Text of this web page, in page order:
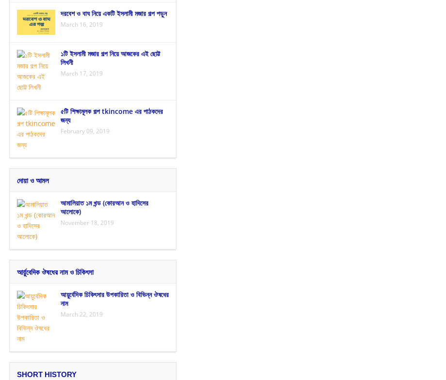
দরবেশ ও বাঘ নিয়ে একটি ইসলামী মজার গল্প পড়ুন
March 16, 2019
১টি ইসলামী মজার গল্প নিয়ে আজকের এই ছোট্ট
লিখনী
March 17, 2019
৫টি শিক্ষামূলক গল্প tkincome এর পাঠকদের
জন্য
February 09, 2019
দোয়া ও আমল
আমালিয়াত ১ম খন্ড (কোরআন ও হাদিসের
আলোকে)
November 18, 2019
আর্য়ুবেদিক ঔষধের নাম ও চিকিৎসা
আয়ুর্বেদিক চিকিৎসার উপকারিতা ও বিভিন্ন ঔষধের
নাম
March 22, 2019
SHORT HISTORY